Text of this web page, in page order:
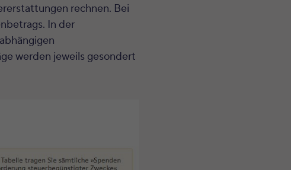
rechnen. Bei
In der
werden jeweils gesondert